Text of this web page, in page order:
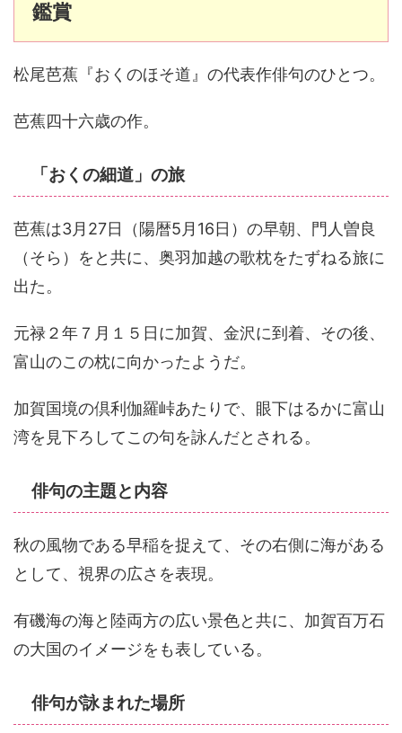
鑑賞
松尾芭蕉『おくのほそ道』の代表作俳句のひとつ。
芭蕉四十六歳の作。
「おくの細道」の旅
芭蕉は3月27日（陽暦5月16日）の早朝、門人曽良
（そら）をと共に、奥羽加越の歌枕をたずねる旅に
出た。
元禄２年７月１５日に加賀、金沢に到着、その後、
富山のこの枕に向かったようだ。
加賀国境の倶利伽羅峠あたりで、眼下はるかに富山
湾を見下ろしてこの句を詠んだとされる。
俳句の主題と内容
秋の風物である早稲を捉えて、その右側に海がある
として、視界の広さを表現。
有磯海の海と陸両方の広い景色と共に、加賀百万石
の大国のイメージをも表している。
俳句が詠まれた場所